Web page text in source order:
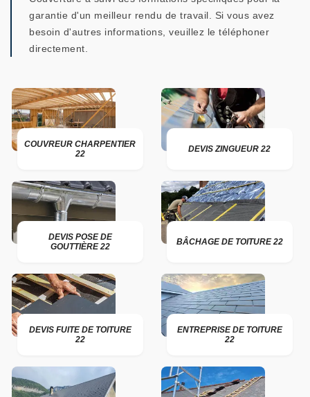
garantie d'un meilleur rendu de travail. Si vous avez
besoin d'autres informations, veuillez le téléphoner
directement.
COUVREUR CHARPENTIER
22
DEVIS ZINGUEUR 22
DEVIS POSE DE
GOUTTIÈRE 22
BÂCHAGE DE TOITURE 22
DEVIS FUITE DE TOITURE
22
ENTREPRISE DE TOITURE
22